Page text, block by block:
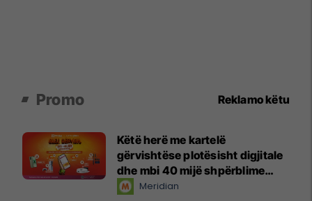
Promo Reklamo këtu
Këtë herë me kartelë
gërvishtëse plotësisht digjitale
dhe mbi 40 mijë shpërblime
instant!Meridian